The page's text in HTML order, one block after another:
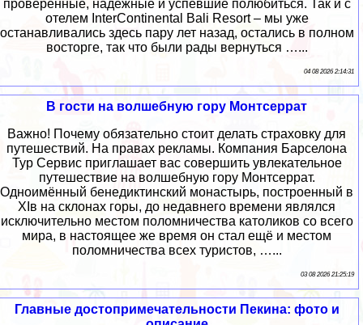
проверенные, надёжные и успевшие полюбиться. Так и с
отелем InterContinental Bali Resort – мы уже
останавливались здесь пару лет назад, остались в полном
восторге, так что были рады вернуться …...
04 08 2026 2:14:31
В гости на волшебную гору Монтсеррат
Важно! Почему обязательно стоит делать страховку для
путешествий. На правах рекламы. Компания Барселона
Тур Сервис приглашает вас совершить увлекательное
путешествие на волшебную гору Монтсеррат.
Одноимённый бенедиктинский монастырь, построенный в
ХIв на склонах горы, до недавнего времени являлся
исключительно местом поломничества католиков со всего
мира, в настоящее же время он стал ещё и местом
поломничества всех туристов, …...
03 08 2026 21:25:19
Главные достопримечательности Пекина: фото и